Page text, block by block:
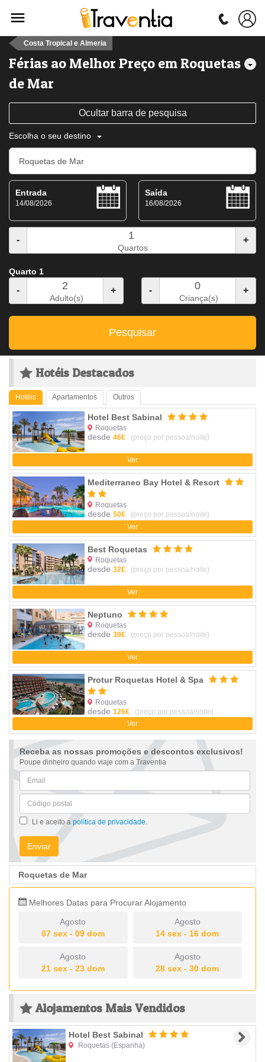
Costa Tropical e Almeria
Férias ao Melhor Preço em Roquetas
de Mar
Ocultar barra de pesquisa
Escolha o seu destino
Entrada
14/08/2026
Saída
16/08/2026
-
Quartos
+
Quarto 1
-
Adulto(s)
+ -
Criança(s)
+
Pesquisar
Hotéis Destacados
Hotéis Apartamentos Outros
Hotel Best Sabinal
Roquetas
desde 46€ (preço por pessoa/noite)
Ver
Mediterraneo Bay Hotel & Resort
Roquetas
desde 50€
(preço por pessoa/noite)
Ver
Best Roquetas
Roquetas
desde 32€ (preço por pessoa/noite)
Ver
Neptuno
Roquetas
desde 39€ (preço por pessoa/noite)
Ver
Protur Roquetas Hotel & Spa
Roquetas
desde 126€
(preço por pessoa/noite)
Ver
Receba as nossas promoções e descontos exclusivos!
Poupe dinheiro quando viaje com a Traventia
Li e aceito a política de privacidade.
Enviar
Roquetas de Mar
Melhores Datas para Procurar Alojamento
Agosto
07 sex - 09 dom
Agosto
14 sex - 16 dom
Agosto
21 sex - 23 dom
Agosto
28 sex - 30 dom
Alojamentos Mais Vendidos
Hotel Best Sabinal
Roquetas (Espanha)